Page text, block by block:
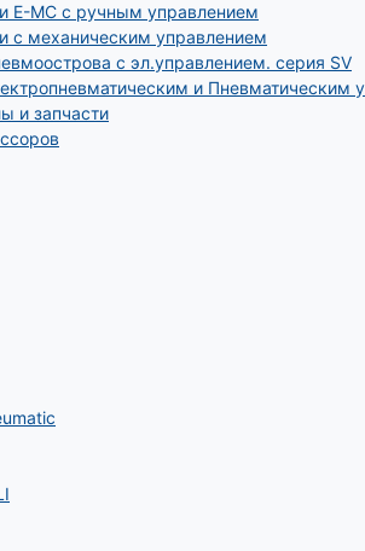
E-MC с ручным управлением
с механическим управлением
с эл.управлением. серия SV
и Пневматическим
и запчасти